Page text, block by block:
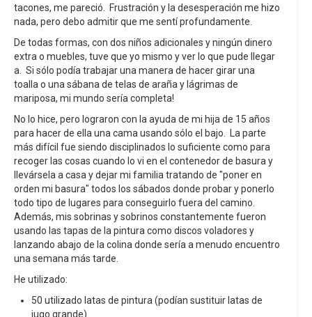
tacones, me pareció. Frustración y la desesperación me hizo
nada, pero debo admitir que me sentí profundamente.
De todas formas, con dos niños adicionales y ningún dinero
extra o muebles, tuve que yo mismo y ver lo que pude llegar
a. Si sólo podía trabajar una manera de hacer girar una
toalla o una sábana de telas de araña y lágrimas de
mariposa, mi mundo sería completa!
No lo hice, pero lograron con la ayuda de mi hija de 15 años
para hacer de ella una cama usando sólo el bajo. La parte
más difícil fue siendo disciplinados lo suficiente como para
recoger las cosas cuando lo vi en el contenedor de basura y
llevársela a casa y dejar mi familia tratando de "poner en
orden mi basura" todos los sábados donde probar y ponerlo
todo tipo de lugares para conseguirlo fuera del camino.
Además, mis sobrinas y sobrinos constantemente fueron
usando las tapas de la pintura como discos voladores y
lanzando abajo de la colina donde sería a menudo encuentro
una semana más tarde.
He utilizado:
50 utilizado latas de pintura (podían sustituir latas de
jugo grande)